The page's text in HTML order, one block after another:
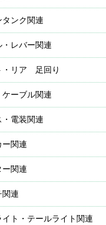
タンク関連
・レバー関連
・リア 足回り
ケーブル関連
電装関連
ー関連
ー関連
関連
イト・テールライト関連